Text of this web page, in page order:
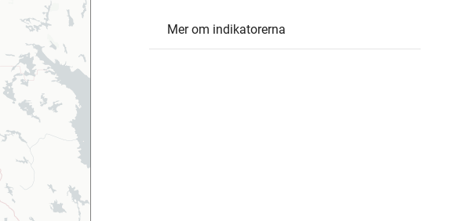
Mer om indikatorerna